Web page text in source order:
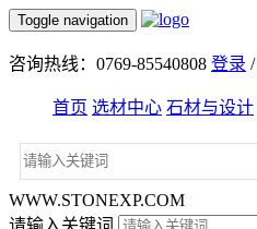
Toggle navigation
咨询热线：0769-85540808 登录 /
首页 选材中心 石材与设计
WWW.STONEXP.COM
请输入关键词